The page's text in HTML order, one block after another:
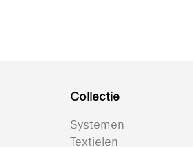
Collectie
Systemen
Textielen